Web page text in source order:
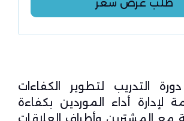
طلب عرض سعر
التدريب لتطوير الكفاءات
لإدارة أداء الموردين بكفاءة